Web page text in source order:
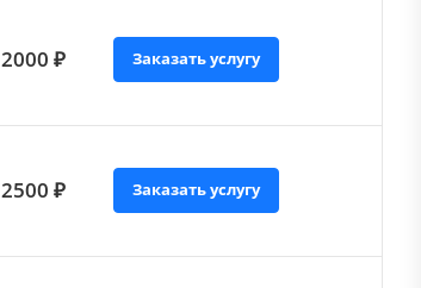
2000 ₽ Заказать услугу
2500 ₽ Заказать услугу